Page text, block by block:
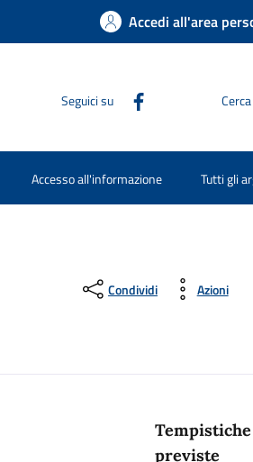
Accedi all'area
Seguici su Cerca
Accesso all'informazione Tutti gli
Condividi Azioni
Tempistiche
previste